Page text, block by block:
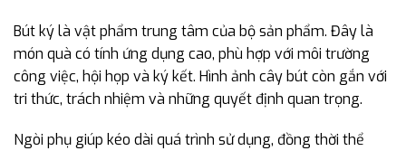
Bút ký là vật phẩm trung tâm của bộ sản phẩm. Đây là
món quà có tính ứng dụng cao, phù hợp với môi trường
công việc, hội họp và ký kết. Hình ảnh cây bút còn gắn với
tri thức, trách nhiệm và những quyết định quan trọng.
Ngòi phụ giúp kéo dài quá trình sử dụng, đồng thời thể